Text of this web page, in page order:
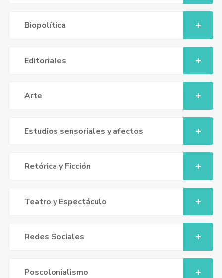
Biopolítica
Editoriales
Arte
Estudios sensoriales y afectos
Retórica y Ficción
Teatro y Espectáculo
Redes Sociales
Poscolonialismo